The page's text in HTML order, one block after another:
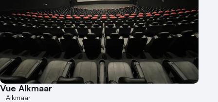
Vue Alkmaar
Alkmaar